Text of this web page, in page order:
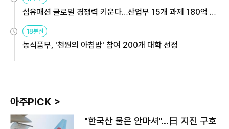
섬유패션 글로벌 경쟁력 키운다…산업부 15개 과제 180억 지
원
18분전
농식품부, '천원의 아침밥' 참여 200개 대학 선정
아주PICK >
"한국산 물은 안마셔"…日 지진 구호